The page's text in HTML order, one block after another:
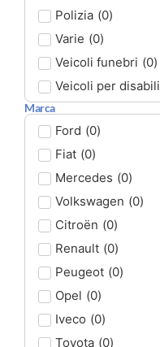
Polizia (0)
Varie (0)
Veicoli funebri (0)
Veicoli per disabili
Marca
Ford (0)
Fiat (0)
Mercedes (0)
Volkswagen (0)
Citroën (0)
Renault (0)
Peugeot (0)
Opel (0)
Iveco (0)
Toyota (0)